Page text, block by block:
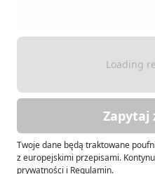
Loading
Zapytaj
Twoje dane będą traktowane
z europejskimi przepisami.
prywatności i Regulamin.